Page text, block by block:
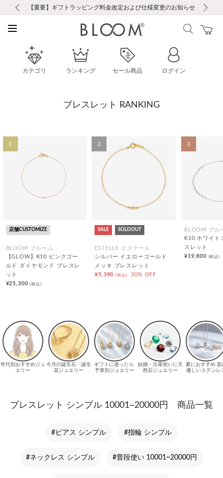
お修理・アフターサービスのご案内
【重要】令和８年熊本地震に伴う集配への影響について
【重要】ギフトラッピング料金改定および仕様変更のお知らせ
【重要】夏季休業の営業についてのご案内
税込5,500円以上で送料無料｜最短24時間以内に発送
新規会員登録で1000ポイントプレゼント！
新規LINE友だち登録で500円クーポンプレゼント
会員限定！レビュー投稿で100ポイントプレゼント
お修理・アフターサービスのご案内
【重要】令和８年熊本地震に伴う集配への影響について
カテゴリ ランキング セール商品 ログイン
ブレスレット RANKING
1
店舗CUSTOMIZE
BLOOM ブルーム
【GLOW】K10 ピンクゴー
ルド ダイヤモンド ブレスレ
ット
¥25,300(税込)
2
SALE SOLDOUT
ESTELLE エステール
シルバー イエローゴールド
メッキ ブレスレット
¥5,390(税込) 30% OFF
3
BLOOM ブル
K10 ホワイト
スレット
¥19,800 (税込)
ブレスレット シンプル 10001~20000円 商品一覧
#ピアス シンプル #指輪 シンプル
#ネックレス シンプル #普段使い 10001~20000円